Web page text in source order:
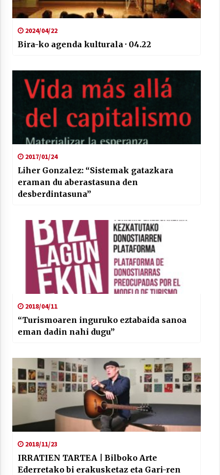
2024/04/22
Bira-ko agenda kulturala · 04.22
2017/01/24
Liher Gonzalez: “Sistemak gatazkara
eraman du aberastasuna den
desberdintasuna”
2018/04/11
“Turismoaren inguruko eztabaida sanoa
eman dadin nahi dugu”
2018/11/23
IRRATIEN TARTEA | Bilboko Arte
Ederretako bi erakusketaz eta Gari-ren